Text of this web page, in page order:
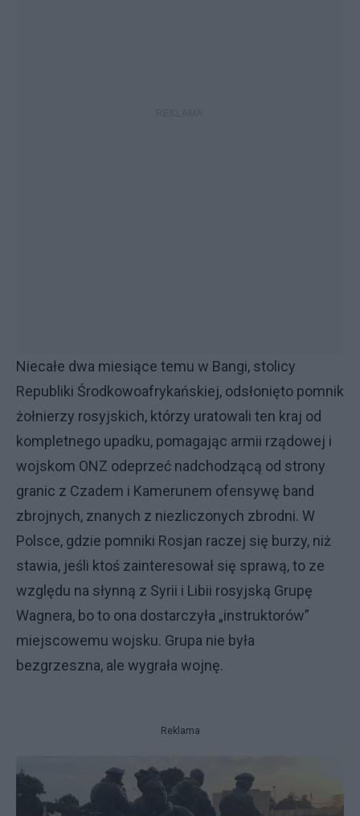
Niecałe dwa miesiące temu w Bangi, stolicy
Republiki Środkowoafrykańskiej, odsłonięto pomnik
żołnierzy rosyjskich, którzy uratowali ten kraj od
kompletnego upadku, pomagając armii rządowej i
wojskom ONZ odeprzeć nadchodzącą od strony
granic z Czadem i Kamerunem ofensywę band
zbrojnych, znanych z niezliczonych zbrodni. W
Polsce, gdzie pomniki Rosjan raczej się burzy, niż
stawia, jeśli ktoś zainteresował się sprawą, to ze
względu na słynną z Syrii i Libii rosyjską Grupę
Wagnera, bo to ona dostarczyła „instruktorów”
miejscowemu wojsku. Grupa nie była
bezgrzeszna, ale wygrała wojnę.
Reklama